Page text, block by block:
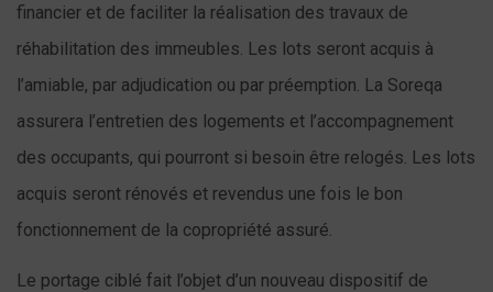
financier et de faciliter la réalisation des travaux de
réhabilitation des immeubles. Les lots seront acquis à
l’amiable, par adjudication ou par préemption. La Soreqa
assurera l’entretien des logements et l’accompagnement
des occupants, qui pourront si besoin être relogés. Les lots
acquis seront rénovés et revendus une fois le bon
fonctionnement de la copropriété assuré.
Le portage ciblé fait l’objet d’un nouveau dispositif de